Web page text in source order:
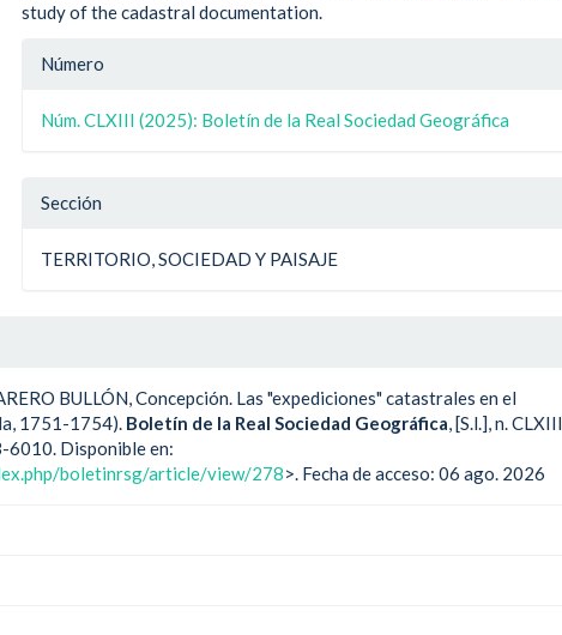
study of the cadastral documentation.
Detalle
artículo
Número
Núm. CLXIII (2025): Boletín de la Real Sociedad Geográfica
Sección
TERRITORIO, SOCIEDAD Y PAISAJE
BULLÓN, Concepción. Las "expediciones" catastrales en el
1751-1754). Boletín de la Real Sociedad Geográfica , [S.l.], n. CLXIII,
6010. Disponible en:
boletinrsg/article/view/278>. Fecha de acceso: 06 ago. 2026